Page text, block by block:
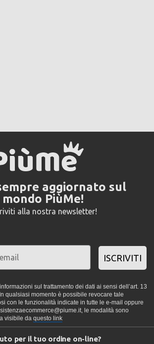
aggiornato sul
mondo PiùMe!
alla nostra newsletter!
ISCRIVITI
sul trattamento dei dati ai sensi dell’art. 13
qualsiasi momento è possibile revocare tale
con le funzionalità indicate in tutte le e-mail oppure
le modalità sono
visibile da questo link
per il tuo ordine on-line?